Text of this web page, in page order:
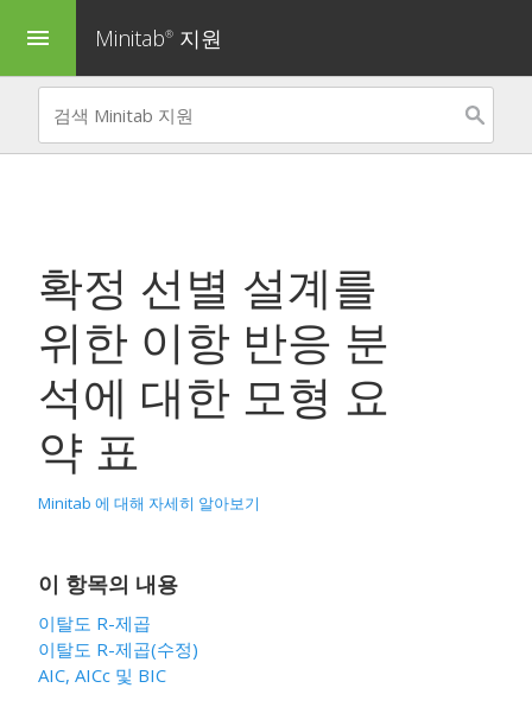
menu Minitab® 지원
확정 선별 설계를
위한 이항 반응 분
석에 대한 모형 요
약 표
Minitab 에 대해 자세히 알아보기
이 항목의 내용
이탈도 R-제곱
이탈도 R-제곱(수정)
AIC, AICc 및 BIC